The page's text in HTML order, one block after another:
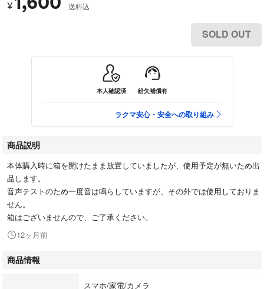
¥ 送料込
SOLD OUT
本人確認済 紛失補償有
ラクマ安心・安全への取り組み
商品説明
本体購入時に箱を開けたまま放置していましたが、使用予定が無いため出
品します。
音声テストのため一度音は鳴らしていますが、その外では使用しておりま
せん。
箱はございませんので、ご了承ください。
12ヶ月前
商品情報
スマホ/家電/カメラ